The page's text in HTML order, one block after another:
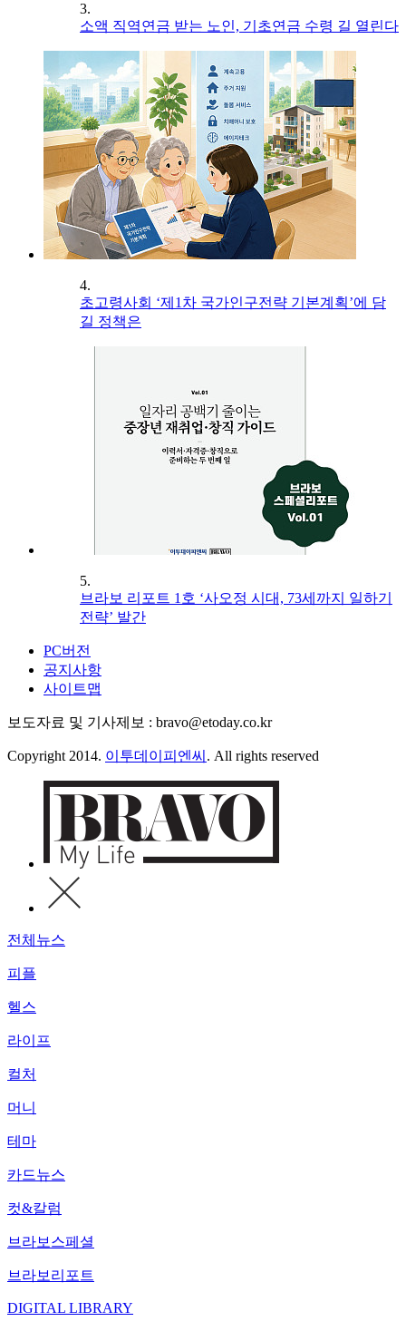
3.
소액 직역연금 받는 노인, 기초연금 수령 길 열린다
4.
초고령사회 ‘제1차 국가인구전략 기본계획’에 담
길 정책은
5.
브라보 리포트 1호 ‘사오정 시대, 73세까지 일하기
전략’ 발간
PC버전
공지사항
사이트맵
보도자료 및 기사제보 : bravo@etoday.co.kr
Copyright 2014. 이투데이피엔씨 . All rights reserved
전체뉴스
피플
헬스
라이프
컬처
머니
테마
카드뉴스
컷&칼럼
브라보스페셜
브라보리포트
DIGITAL LIBRARY